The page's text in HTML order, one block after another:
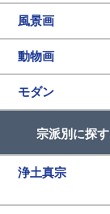
風景画
動物画
モダン
宗派別に探す
浄土真宗